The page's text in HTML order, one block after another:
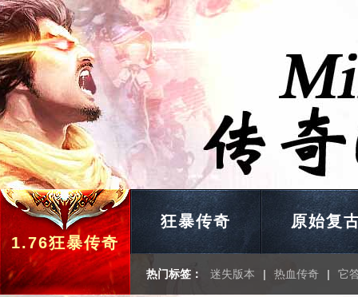
1.76狂暴传奇
狂暴传奇 原始复
热门标签： 迷失版本 | 热血传奇 | 它